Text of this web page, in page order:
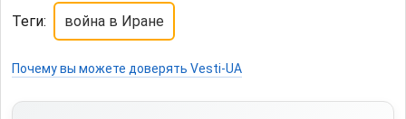
Теги: война в Иране
Почему вы можете доверять Vesti-UA